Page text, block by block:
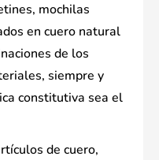
mochilas
en cuero natural
de los
siempre y
constitutiva sea el
de cuero,